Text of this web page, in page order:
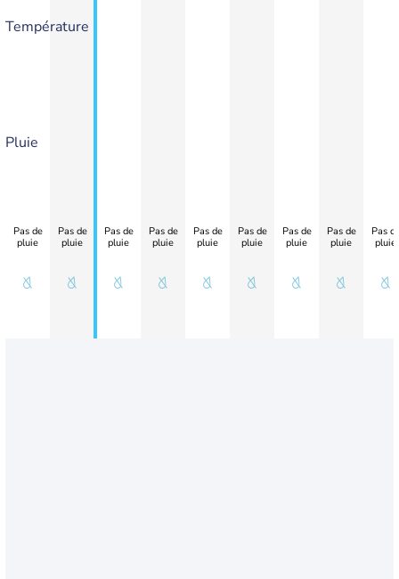
Température
Pluie
Pas de
pluie
Pas de
pluie
Pas de
pluie
Pas de
pluie
Pas de
pluie
Pas de
pluie
Pas de
pluie
Pas de
pluie
Pas
pluie